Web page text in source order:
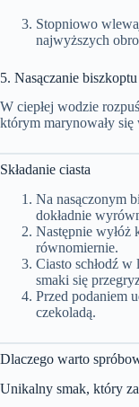
Stopniowo
najwyższych
5. Nasączanie biszkoptu
W ciepłej wodzie
którym marynowały się
Składanie ciasta
Na nasączonym
dokładnie
Następnie wyłóż
równomiernie.
Ciasto schłodź
smaki się
Przed podaniem
czekoladą.
Dlaczego warto
Unikalny smak, który